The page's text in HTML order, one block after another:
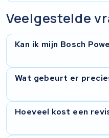
Veelgestelde
Kan ik mijn Bosch
Ja. KWS Seuren haalt je
Wat gebeurt er
Onze technici openen de
meer goed presteren.
belasting. Je krijgt een
Hoeveel kost een